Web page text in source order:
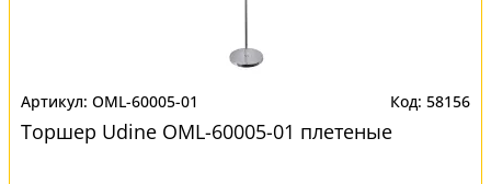
OML-60005-01 58156
Торшер Udine OML-60005-01 плетеные